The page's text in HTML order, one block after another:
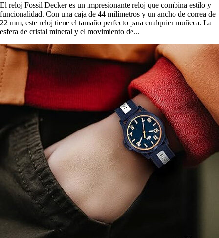
El reloj Fossil Decker es un impresionante reloj que combina estilo y
funcionalidad. Con una caja de 44 milímetros y un ancho de correa de
22 mm, este reloj tiene el tamaño perfecto para cualquier muñeca. La
esfera de cristal mineral y el movimiento de...